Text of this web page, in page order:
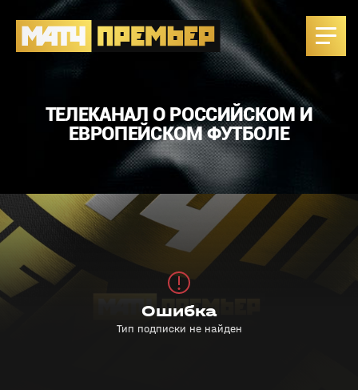
ТЕЛЕКАНАЛ О РОССИЙСКОМ И
ЕВРОПЕЙСКОМ ФУТБОЛЕ